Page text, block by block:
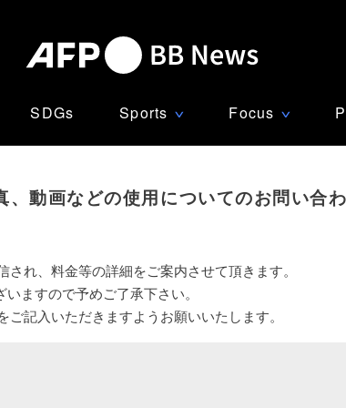
SDGs Sports ∨ Focus ∨
、動画などの使用についてのお問い合
れ、料金等の詳細をご案内させて頂きます。
ますので予めご了承下さい。
記入いただきますようお願いいたします。